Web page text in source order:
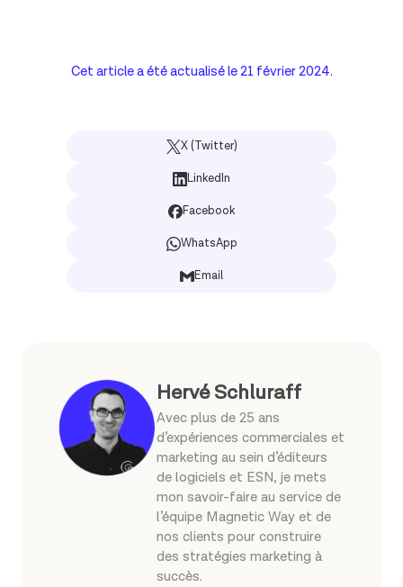
Cet article a été actualisé le21 février 2024.
X (Twitter)
LinkedIn
Facebook
WhatsApp
Email
Hervé Schluraff
Avec plus de 25 ans
d’expériences commerciales et
marketing au sein d’éditeurs
de logiciels et ESN, je mets
mon savoir-faire au service de
l’équipe Magnetic Way et de
nos clients pour construire
des stratégies marketing à
succès.